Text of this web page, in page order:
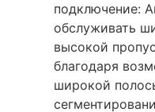
подключение:
обслуживать
высокой
благодаря
широкой